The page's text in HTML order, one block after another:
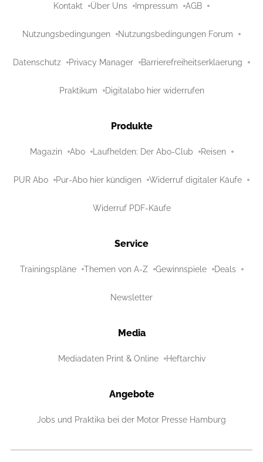
Kontakt Über Uns Impressum AGB
Nutzungsbedingungen Nutzungsbedingungen Forum
Datenschutz Privacy Manager Barrierefreiheitserklaerung
Praktikum Digitalabo hier widerrufen
Produkte
Magazin Abo Laufhelden: Der Abo-Club Reisen
PUR Abo Pur-Abo hier kündigen Widerruf digitaler Käufe
Widerruf PDF-Käufe
Service
Trainingspläne Themen von A-Z Gewinnspiele Deals
Newsletter
Media
Mediadaten Print & Online Heftarchiv
Angebote
Jobs und Praktika bei der Motor Presse Hamburg